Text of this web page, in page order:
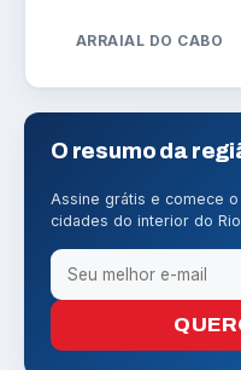
ARRAIAL DO CABO
O resumo da
Assine grátis e comece
cidades do interior do